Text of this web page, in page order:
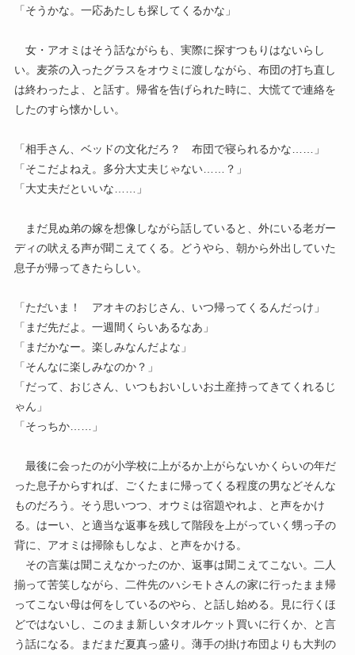
「そうかな。一応あたしも探してくるかな」
女・アオミはそう話ながらも、実際に探すつもりはないらし
い。麦茶の入ったグラスをオウミに渡しながら、布団の打ち直し
は終わったよ、と話す。帰省を告げられた時に、大慌てで連絡を
したのすら懐かしい。
「相手さん、ベッドの文化だろ？ 布団で寝られるかな……」
「そこだよねえ。多分大丈夫じゃない……？」
「大丈夫だといいな……」
まだ見ぬ弟の嫁を想像しながら話していると、外にいる老ガー
ディの吠える声が聞こえてくる。どうやら、朝から外出していた
息子が帰ってきたらしい。
「ただいま！ アオキのおじさん、いつ帰ってくるんだっけ」
「まだ先だよ。一週間くらいあるなあ」
「まだかなー。楽しみなんだよな」
「そんなに楽しみなのか？」
「だって、おじさん、いつもおいしいお土産持ってきてくれるじ
ゃん」
「そっちか……」
最後に会ったのが小学校に上がるか上がらないかくらいの年だ
った息子からすれば、ごくたまに帰ってくる程度の男などそんな
ものだろう。そう思いつつ、オウミは宿題やれよ、と声をかけ
る。はーい、と適当な返事を残して階段を上がっていく甥っ子の
背に、アオミは掃除もしなよ、と声をかける。
その言葉は聞こえなかったのか、返事は聞こえてこない。二人
揃って苦笑しながら、二件先のハシモトさんの家に行ったまま帰
ってこない母は何をしているのやら、と話し始める。見に行くほ
どではないし、このまま新しいタオルケット買いに行くか、と言
う話になる。まだまだ夏真っ盛り。薄手の掛け布団よりも大判の